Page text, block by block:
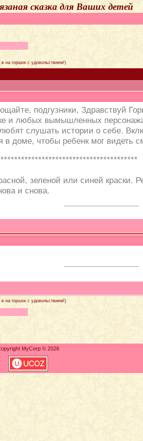
сказка для Ваших детей
на горшок с удовольствием!)
подгузники, Здравствуй
и любых вымышленных
слушать истории о себе.
в доме, чтобы ребенк мог видеть
зеленой или синей краски.
и снова.
на горшок с удовольствием!)
MyCorp © 2026